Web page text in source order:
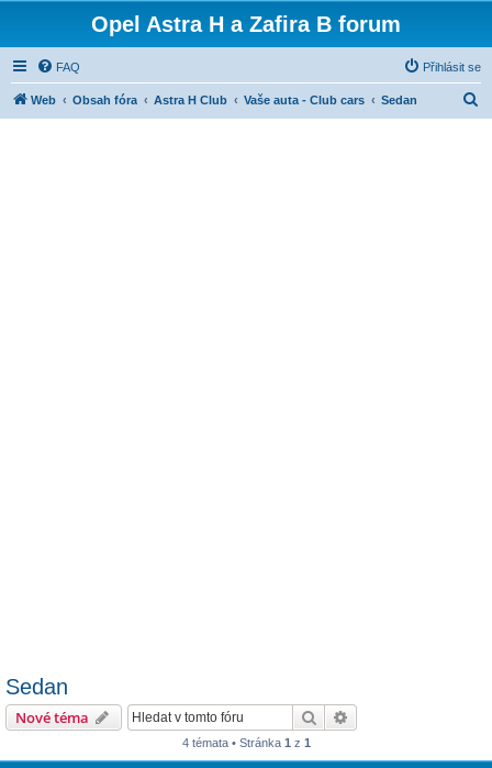
Opel Astra H a Zafira B forum
FAQ Přihlásit se
Web Obsah fóra Astra H Club Vaše auta - Club cars Sedan
Sedan
Nové téma Hledat
4 témata • Stránka 1 z 1